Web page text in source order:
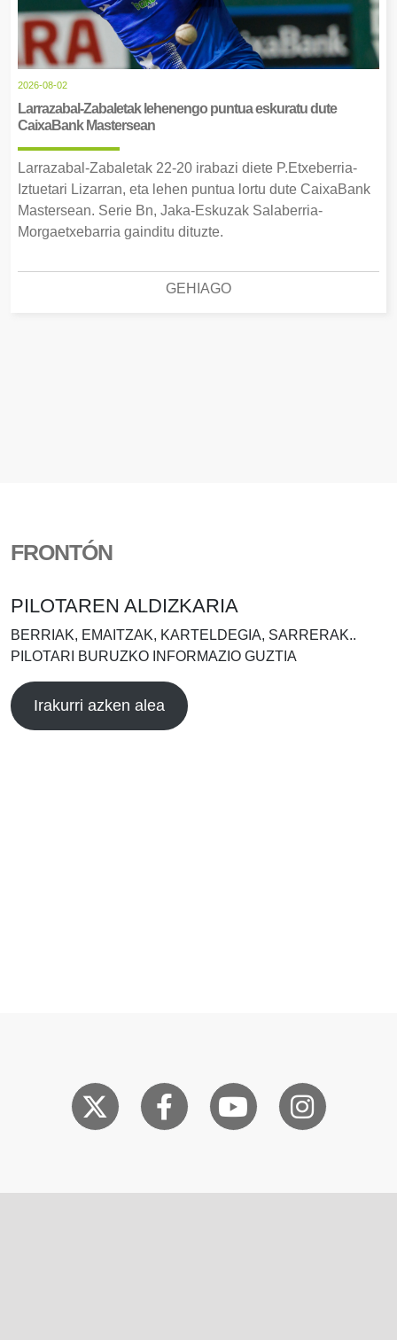
2026-08-02
Larrazabal-Zabaletak lehenengo puntua eskuratu dute
CaixaBank Mastersean
Larrazabal-Zabaletak 22-20 irabazi diete P.Etxeberria-
Iztuetari Lizarran, eta lehen puntua lortu dute CaixaBank
Mastersean. Serie Bn, Jaka-Eskuzak Salaberria-
Morgaetxebarria gainditu dituzte.
GEHIAGO
FRONTÓN
PILOTAREN ALDIZKARIA
BERRIAK, EMAITZAK, KARTELDEGIA, SARRERAK..
PILOTARI BURUZKO INFORMAZIO GUZTIA
Irakurri azken alea